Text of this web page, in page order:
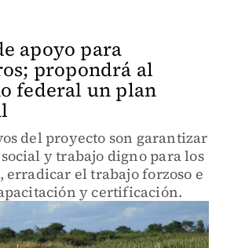
apoyo para
propondrá al
federal un plan
son garantizar
y trabajo digno para los
erradicar el trabajo forzoso e
y certificación.